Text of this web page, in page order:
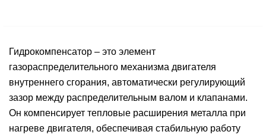
Гидрокомпенсатор – это элемент
газораспределительного механизма двигателя
внутреннего сгорания, автоматически регулирующий
зазор между распределительным валом и клапанами.
Он компенсирует тепловые расширения металла при
нагреве двигателя, обеспечивая стабильную работу